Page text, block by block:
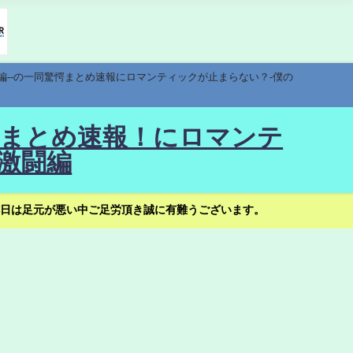
の一同驚愕まとめ速報にロマンティックが止まらない？-僕の
とめ速報！にロマンテ
闘編
足元が悪い中ご足労頂き誠に有難うございます。